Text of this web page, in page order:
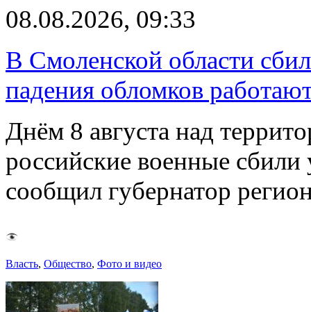
08.08.2026, 09:33
В Смоленской области
падения обломков
Днём 8 августа над
российские военные
сообщил губернатор
Власть, Общество, Фото и видео